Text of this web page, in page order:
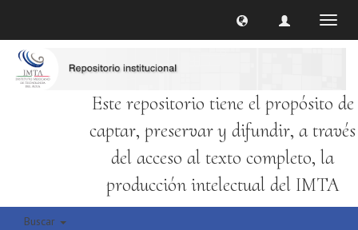
Este repositorio tiene el propósito de
captar, preservar y difundir, a través
del acceso al texto completo, la
producción intelectual del IMTA
Buscar